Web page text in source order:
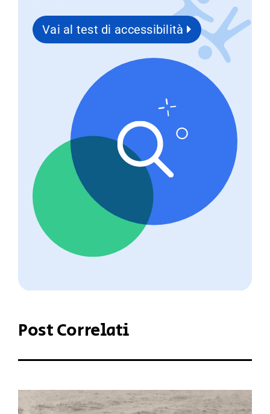
Vai al test di accessibilità
Post Correlati